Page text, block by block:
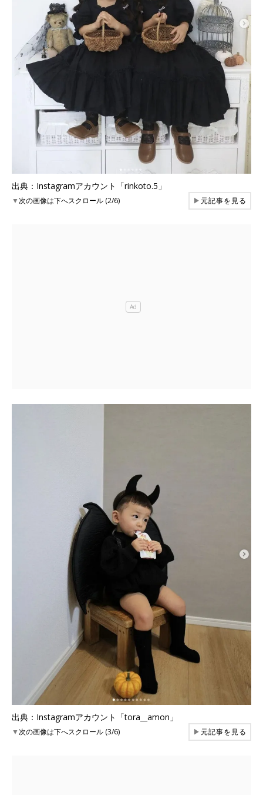
出典：Instagramアカウント「rinkoto.5」
▼次の画像は下へスクロール (2/6) ▶元記事を見る
出典：Instagramアカウント「tora__amon」
▼次の画像は下へスクロール (3/6) ▶元記事を見る